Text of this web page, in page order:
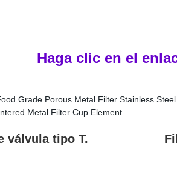
Haga clic en el
válvula tipo T. Filtro